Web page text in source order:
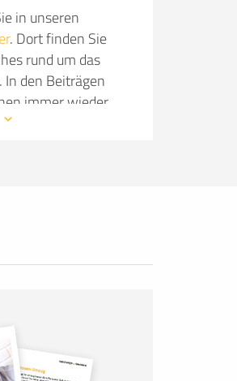
in unseren
. Dort finden Sie
rund um das
In den Beiträgen
immer wieder
Ihren Umzug so